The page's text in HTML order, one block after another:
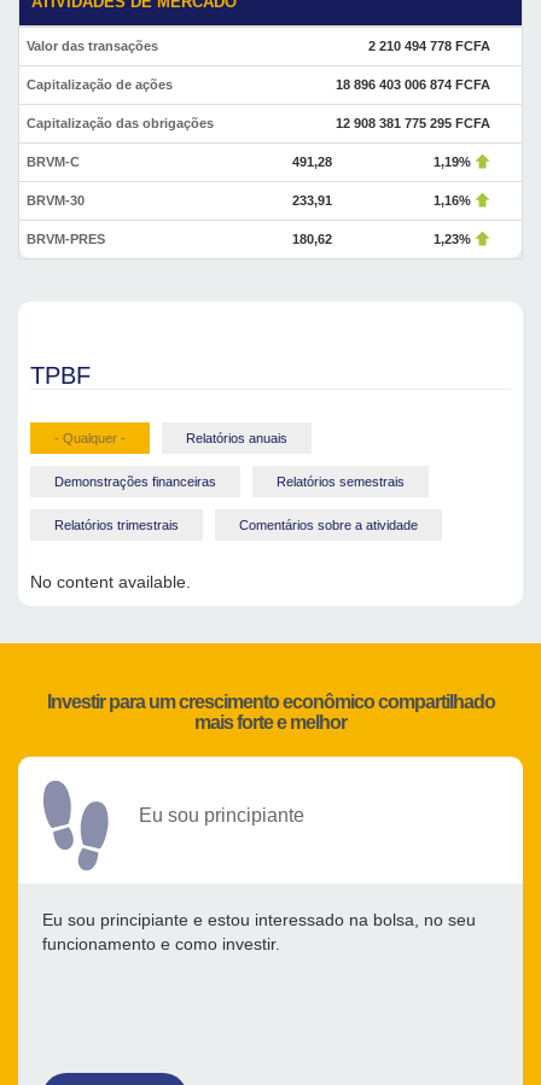
Valor das transações 2 210 494 778 FCFA
Capitalização de ações 18 896 403 006 874 FCFA
Capitalização das obrigações 12 908 381 775 295 FCFA
BRVM-C 491,28 1,19%
BRVM-30 233,91 1,16%
BRVM-PRES 180,62 1,23%
TPBF
- Qualquer - Relatórios anuais
Demonstrações financeiras Relatórios semestrais
Relatórios trimestrais Comentários sobre a atividade
No content available.
Investir para um crescimento econômico compartilhado
mais forte e melhor
Eu sou principiante
Eu sou principiante e estou interessado na bolsa, no seu
funcionamento e como investir.